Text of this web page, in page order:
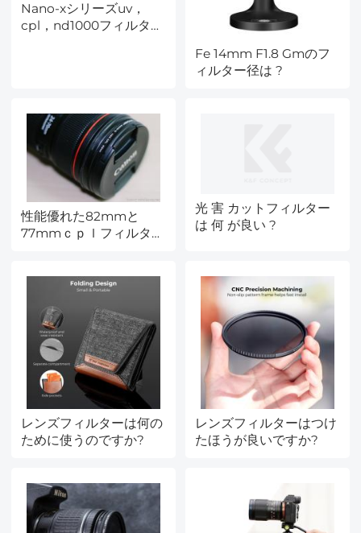
Nano-xシリーズuv，
cpl，nd1000フィルター
Fe 14mm F1.8 Gmのフ
ィルター径は ?
性能優れた82mmと
77mmｃｐｌフィルタ
光 害 カットフィルター
は 何 が良い ?
レンズフィルターは何の
ために使うのですか?
レンズフィルターはつけ
たほうが良いですか?